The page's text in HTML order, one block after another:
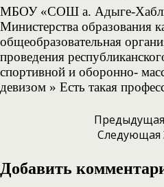
МБОУ «СОШ а. Адыге-Хабль
Министерства образования
общеобразовательная
проведения
спортивной и оборонно-
девизом » Есть такая
Следующая
Добавить